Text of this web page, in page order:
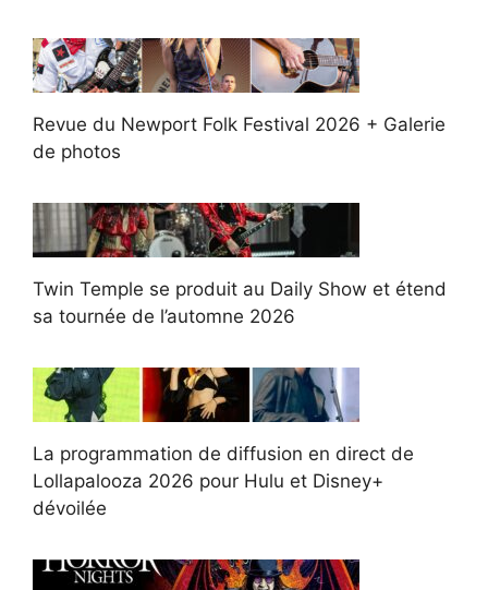
Revue du Newport Folk Festival 2026 + Galerie
de photos
Twin Temple se produit au Daily Show et étend
sa tournée de l’automne 2026
La programmation de diffusion en direct de
Lollapalooza 2026 pour Hulu et Disney+
dévoilée